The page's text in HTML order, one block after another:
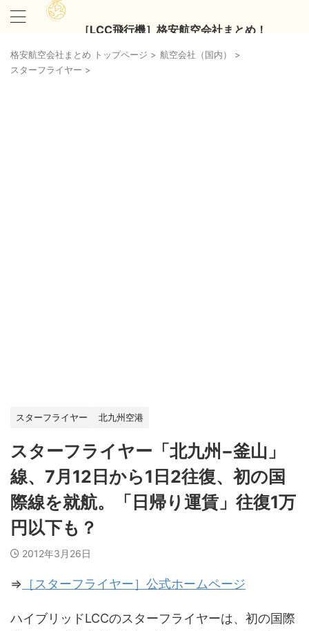
［LCC飛行機］格安航空会社まとめ！
格安航空会社まとめ トップページ > 航空会社（国内）
>
スターフライヤー >
スターフライヤー 北九州空港
スターフライヤー「北九州−釜山」
線、7月12日から1日2往復、初の国
際線を就航。「日帰り運賃」往復1万
円以下も？
2012年3月26日
⇒ ［スターフライヤー］公式ホームページ
ハイブリッドLCCのスターフライヤーは、初の国際